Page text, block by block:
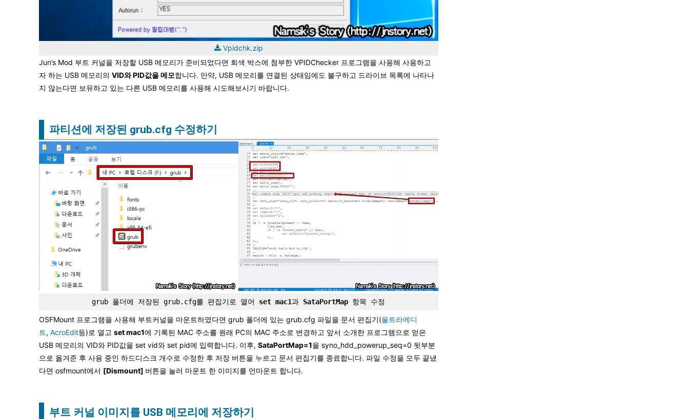
Vpidchk.zip
Jun’s Mod 부트 커널을 저장할 USB 메모리가 준비되었다면 회색 박스에 첨부한 VPIDChecker 프로그램을 사용해 사용하고
자 하는 USB 메모리의 VID와 PID값을 메모합니다. 만약, USB 메모리를 연결된 상태임에도 불구하고 드라이브 목록에 나타나
지 않는다면 보유하고 있는 다른 USB 메모리를 사용해 시도해보시기 바랍니다.
파티션에 저장된 grub.cfg 수정하기
grub 폴더에 저장된 grub.cfg를 편집기로 열어 set mac1과 SataPortMap 항목 수정
OSFMount 프로그램을 사용해 부트커널을 마운트하였다면 grub 폴더에 있는 grub.cfg 파일을 문서 편집기(울트라에디
트, AcroEdit등)로 열고 set mac1에 기록된 MAC 주소를 원래 PC의 MAC 주소로 변경하고 앞서 소개한 프로그램으로 얻은
USB 메모리의 VID와 PID값을 set vid와 set pid에 입력합니다. 이후, SataPortMap=1을 syno_hdd_powerup_seq=0 뒷부분
으로 옮겨준 후 사용 중인 하드디스크 개수로 수정한 후 저장 버튼을 누르고 문서 편집기를 종료합니다. 파일 수정을 모두 끝냈
다면 osfmount에서 [Dismount] 버튼을 눌러 마운트 한 이미지를 언마운트 합니다.
부트 커널 이미지를 USB 메모리에 저장하기